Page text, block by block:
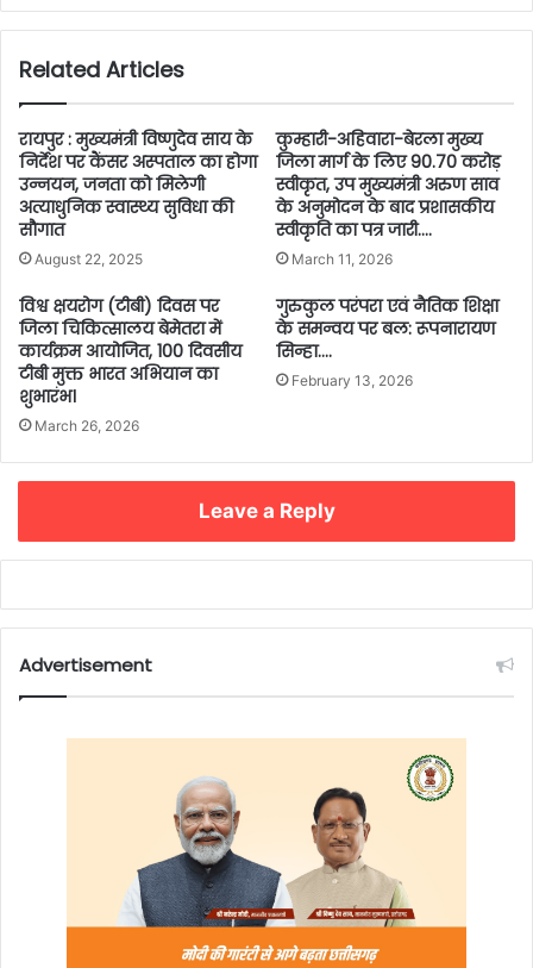
Related Articles
रायपुर : मुख्यमंत्री विष्णुदेव साय के
निर्देश पर कैंसर अस्पताल का होगा
उन्नयन, जनता को मिलेगी
अत्याधुनिक स्वास्थ्य सुविधा की
सौगात
August 22, 2025
कुम्हारी-अहिवारा-बेरला मुख्य
जिला मार्ग के लिए 90.70 करोड़
स्वीकृत, उप मुख्यमंत्री अरुण साव
के अनुमोदन के बाद प्रशासकीय
स्वीकृति का पत्र जारी….
March 11, 2026
विश्व क्षयरोग (टीबी) दिवस पर
जिला चिकित्सालय बेमेतरा में
कार्यक्रम आयोजित, 100 दिवसीय
टीबी मुक्त भारत अभियान का
शुभारंभ।
March 26, 2026
गुरुकुल परंपरा एवं नैतिक शिक्षा
के समन्वय पर बल: रूपनारायण
सिन्हा….
February 13, 2026
Leave a Reply
Advertisement